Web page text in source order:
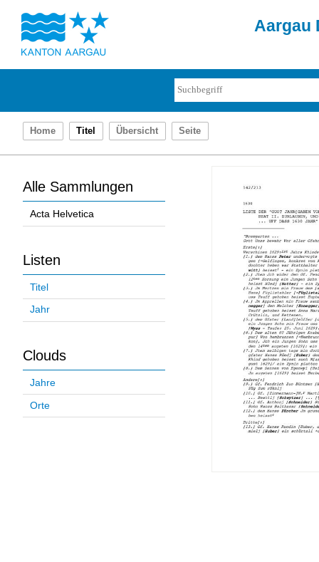
Aargau
Home Titel Übersicht Seite
Alle Sammlungen
Acta Helvetica
Listen
Titel
Jahr
Clouds
Jahre
Orte